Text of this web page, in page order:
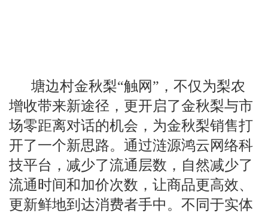
塘边村金秋梨“触网”，不仅为梨农
增收带来新途径，更开启了金秋梨与市
场零距离对话的机会，为金秋梨销售打
开了一个新思路。通过涟源鸿云网络科
技平台，减少了流通层数，自然减少了
流通时间和加价次数，让商品更高效、
更新鲜地到达消费者手中。不同于实体